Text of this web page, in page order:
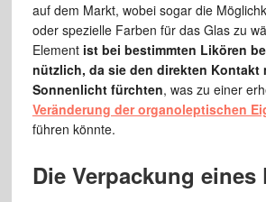
auf dem Markt, wobei sogar die
oder spezielle Farben für das Glas zu
Element ist bei bestimmten Likören
nützlich, da sie den direkten Kontakt
Sonnenlicht fürchten, was zu einer
Veränderung der organoleptischen
führen könnte.
Die Verpackung